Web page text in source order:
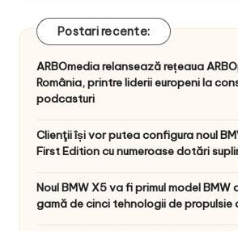
Postari recente:
ARBOmedia relansează rețeaua
România, printre liderii europeni la
podcasturi
Clienţii își vor putea configura noul
First Edition cu numeroase dotări
Noul BMW X5 va fi primul model BMW
gamă de cinci tehnologii de propulsie